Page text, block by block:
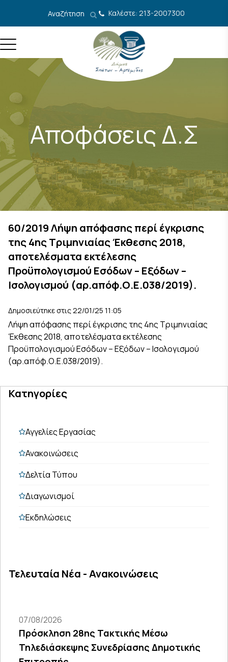
Αναζήτηση Καλέστε: 213-2007300
Αποφάσεις Δ.Σ
60/2019 Λήψη απόφασης περί έγκρισης
της 4ης Τριμηνιαίας Έκθεσης 2018,
αποτελέσματα εκτέλεσης
Προϋπολογισμού Εσόδων – Εξόδων –
Ισολογισμού (αρ.απόφ.Ο.Ε.038/2019).
Δημοσιεύτηκε στις 22/01/25 11:05
Λήψη απόφασης περί έγκρισης της 4ης Τριμηνιαίας
Έκθεσης 2018, αποτελέσματα εκτέλεσης
Προϋπολογισμού Εσόδων – Εξόδων – Ισολογισμού
(αρ.απόφ.Ο.Ε.038/2019).
Κατηγορίες
Αγγελίες Εργασίας
Ανακοινώσεις
Δελτία Τύπου
Διαγωνισμοί
Εκδηλώσεις
Τελευταία Νέα - Ανακοινώσεις
07/08/2026
Πρόσκληση 28ης Τακτικής Μέσω
Τηλεδιάσκεψης Συνεδρίασης Δημοτικής